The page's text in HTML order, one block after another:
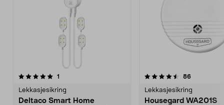
1
Lekkasjesikring
Deltaco Smart Home
4.5 av 5 stjerner 86
Lekkasjesikring
Housegard WA201S
3.0 av 5 stjerner